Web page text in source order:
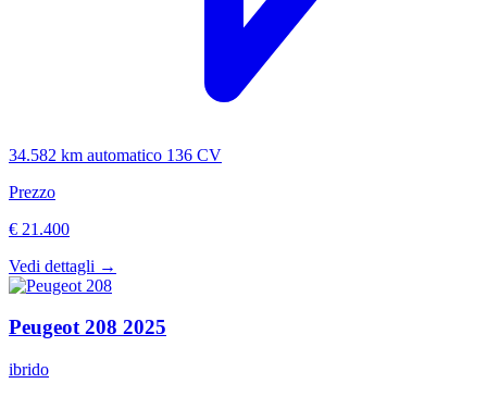
34.582 km automatico 136 CV
Prezzo
€ 21.400
Vedi dettagli →
Peugeot208 2025
ibrido